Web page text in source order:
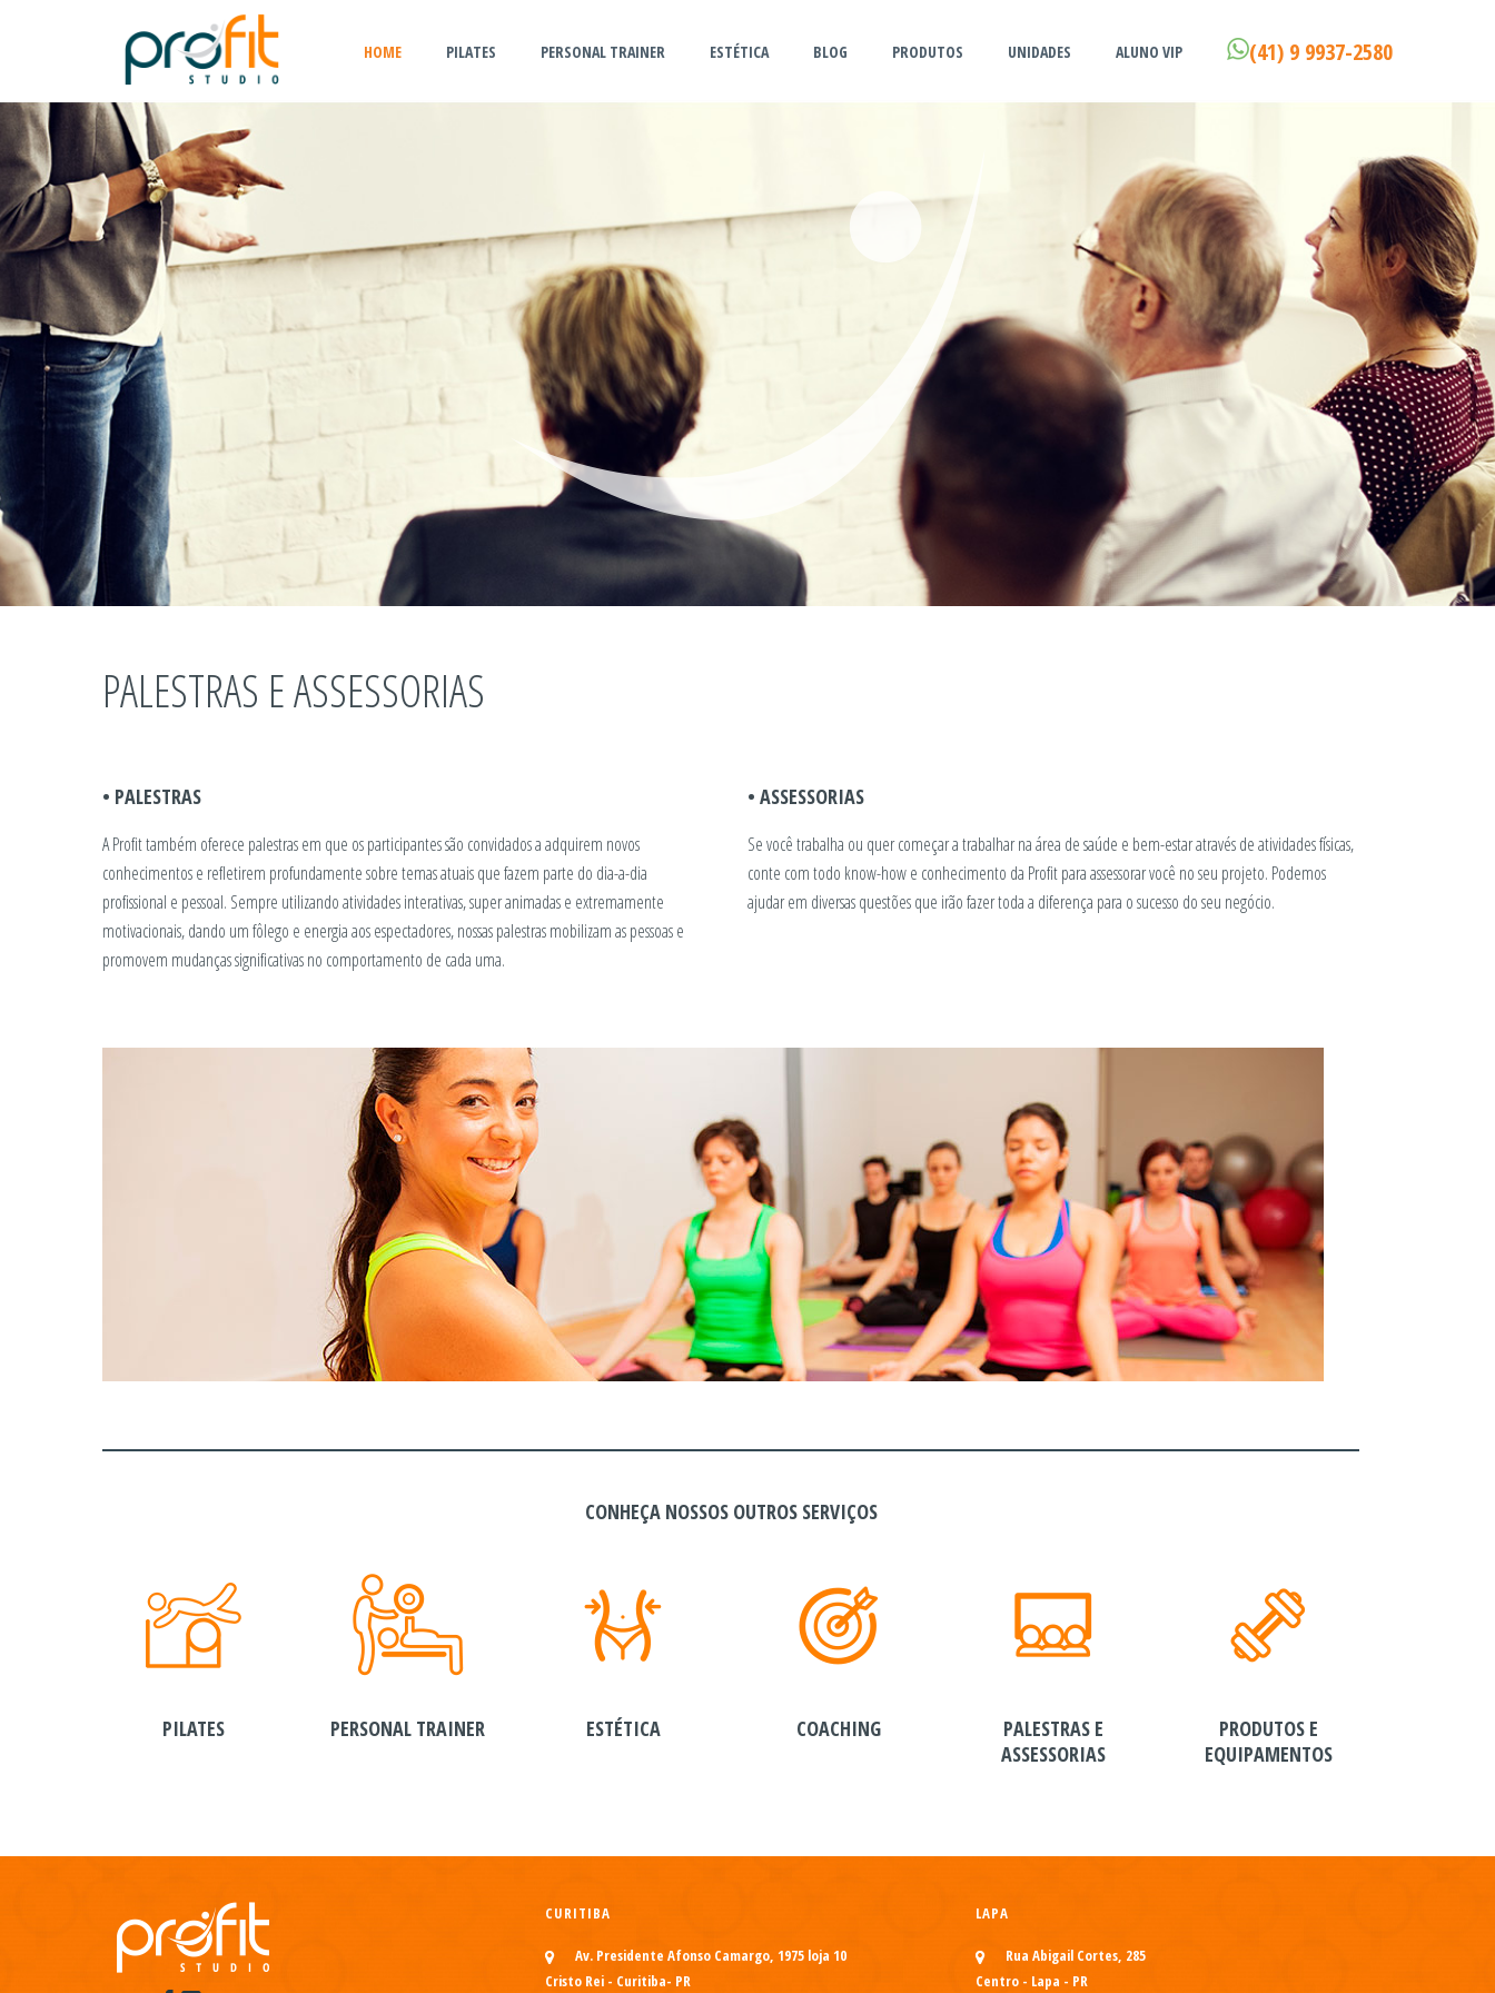
HOME PILATES PERSONAL TRAINER ESTÉTICA BLOG PRODUTOS UNIDADES ALUNO VIP (41) 9 9937-2580
PALESTRAS E ASSESSORIAS
• PALESTRAS
A Profit também oferece palestras em que os participantes são convidados a adquirem novos
conhecimentos e refletirem profundamente sobre temas atuais que fazem parte do dia-a-dia
profissional e pessoal. Sempre utilizando atividades interativas, super animadas e extremamente
motivacionais, dando um fôlego e energia aos espectadores, nossas palestras mobilizam as pessoas e
promovem mudanças significativas no comportamento de cada uma.
• ASSESSORIAS
Se você trabalha ou quer começar a trabalhar na área de saúde e bem-estar através de atividades físicas,
conte com todo know-how e conhecimento da Profit para assessorar você no seu projeto. Podemos
ajudar em diversas questões que irão fazer toda a diferença para o sucesso do seu negócio.
CONHEÇA NOSSOS OUTROS SERVIÇOS
PILATES PERSONAL TRAINER ESTÉTICA COACHING
PALESTRAS E
ASSESSORIAS
PRODUTOS E
EQUIPAMENTOS
CURITIBA
Av. Presidente Afonso Camargo, 1975 loja 10
Cristo Rei - Curitiba- PR
LAPA
Rua Abigail Cortes, 285
Centro - Lapa - PR